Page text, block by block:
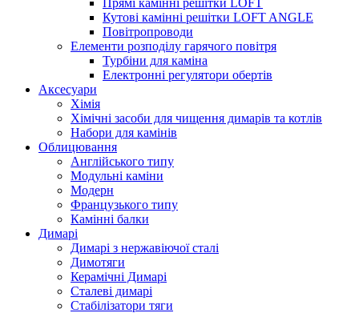
Прямі камінні решітки LOFT
Кутові камінні решітки LOFT ANGLE
Повітропроводи
Елементи розподілу гарячого повітря
Турбіни для каміна
Електронні регулятори обертів
Аксесуари
Хімія
Хімічні засоби для чищення димарів та котлів
Набори для камінів
Облицювання
Англійського типу
Модульні каміни
Модерн
Французького типу
Камінні балки
Димарі
Димарі з нержавіючої сталі
Димотяги
Керамічні Димарі
Сталеві димарі
Стабілізатори тяги